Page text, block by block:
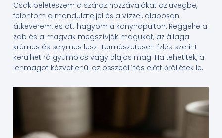
Csak beleteszem a száraz hozzávalókat az üvegbe,
felöntöm a mandulatejjel és a vízzel, alaposan
átkeverem, és ott hagyom a konyhapulton. Reggelre a
zab és a magvak megszívják magukat, az állaga
krémes és selymes lesz. Természetesen ízlés szerint
kerülhet rá gyümölcs vagy olajos mag. Ha tehetitek, a
lenmagot közvetlenül az összeállítás előtt őröljétek le.